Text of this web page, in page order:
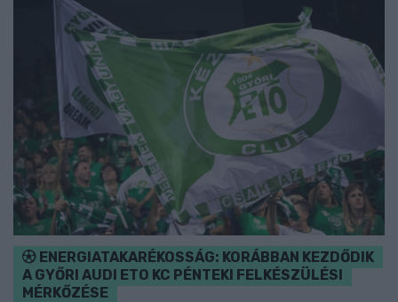
ENERGIATAKARÉKOSSÁG: KORÁBBAN KEZDŐDIK
A GYŐRI AUDI ETO KC PÉNTEKI FELKÉSZÜLÉSI
MÉRKŐZÉSE